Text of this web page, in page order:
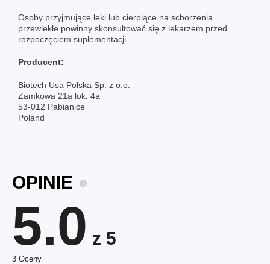
Osoby przyjmujące leki lub cierpiące na schorzenia
przewlekłe powinny skonsultować się z lekarzem przed
rozpoczęciem suplementacji.
Producent:
Biotech Usa Polska Sp. z o.o.
Zamkowa 21a lok. 4a
53-012 Pabianice
Poland
OPINIE
5.0 z 5
3 Oceny